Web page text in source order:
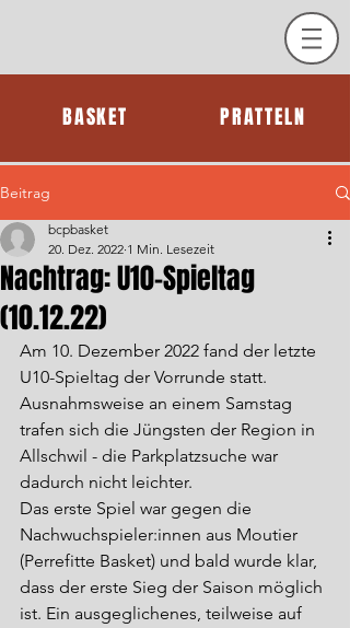
PRATTELN
BASKET
Beitrag
Nachtrag: U10-Spieltag
(10.12.22)
bcpbasket
20. Dez. 2022 1 Min. Lesezeit
Am 10. Dezember 2022 fand der letzte
U10-Spieltag der Vorrunde statt.
Ausnahmsweise an einem Samstag
trafen sich die Jüngsten der Region in
Allschwil - die Parkplatzsuche war
dadurch nicht leichter.
Das erste Spiel war gegen die
Nachwuchspieler:innen aus Moutier
(Perrefitte Basket) und bald wurde klar,
dass der erste Sieg der Saison möglich
ist. Ein ausgeglichenes, teilweise auf